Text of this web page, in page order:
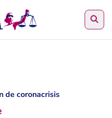
de coronacrisis